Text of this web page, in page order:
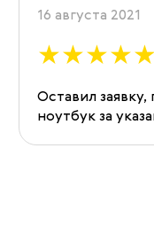
16 августа 2021
Оставил
ноутбук за